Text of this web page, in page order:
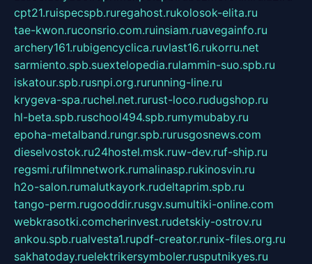
cpt21.ruispecspb.ruregahost.rukolosok-elita.ru
tae-kwon.ruconsrio.com.ruinsiam.ruavegainfo.ru
archery161.rubigencyclica.ruvlast16.rukorru.net
sarmiento.spb.suextelopedia.rulammin-suo.spb.ru
iskatour.spb.rusnpi.org.rurunning-line.ru
krygeva-spa.ruchel.net.rurust-loco.rudugshop.ru
hl-beta.spb.ruschool494.spb.rumymubaby.ru
epoha-metalband.rungr.spb.rurusgosnews.com
dieselvostok.ru24hostel.msk.ruw-dev.ruf-ship.ru
regsmi.rufilmnetwork.rumalinasp.rukinosvin.ru
h2o-salon.rumalutkayork.rudeltaprim.spb.ru
tango-perm.rugooddir.rusgv.sumultiki-online.com
webkrasotki.comcherinvest.rudetskiy-ostrov.ru
ankou.spb.rualvesta1.rupdf-creator.runix-files.org.ru
sakhatoday.ruelektrikersymboler.rusputnikyes.ru